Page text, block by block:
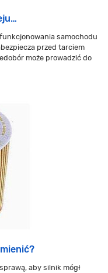
samochodu
przed tarciem
może prowadzić do
aby silnik mógł